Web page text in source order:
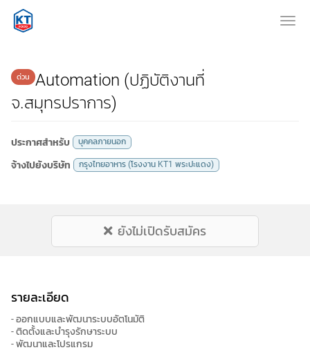
Automation (ปฏิบัติงานที่
จ.สมุทรปราการ)
ประกาศสำหรับ บุคคลภายนอก
จ้างไปยังบริษัท กรุงไทยอาหาร (โรงงาน KT1 พระปะแดง)
ยังไม่เปิดรับสมัคร
รายละเอียด
- ออกแบบและพัฒนาระบบอัตโนมัติ
- ติดตั้งและบำรุงรักษาระบบ
- พัฒนาและโปรแกรม